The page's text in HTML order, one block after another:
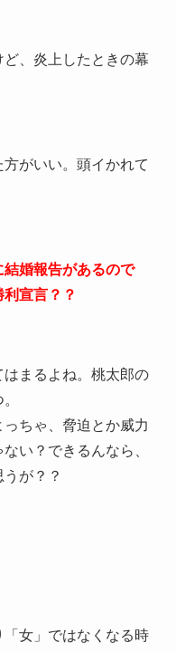
、炎上したときの幕
がいい。頭イかれて
婚報告があるので
宣言？？
まるよね。桃太郎の
ちゃ、脅迫とか威力
い？できるんなら、
が？？
女」ではなくなる時